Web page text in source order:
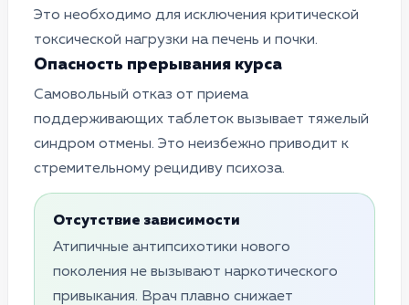
Это необходимо для исключения критической
токсической нагрузки на печень и почки.
Опасность прерывания курса
Самовольный отказ от приема
поддерживающих таблеток вызывает тяжелый
синдром отмены. Это неизбежно приводит к
стремительному рецидиву психоза.
Отсутствие зависимости
Атипичные антипсихотики нового
поколения не вызывают наркотического
привыкания. Врач плавно снижает